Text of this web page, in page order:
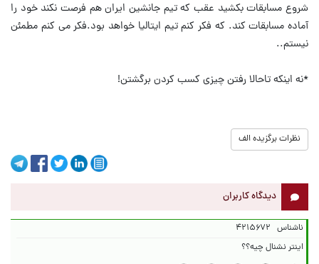
شروع مسابقات بکشید عقب که تیم جانشین ایران هم فرصت نکند خود را
آماده مسابقات کند. که فکر کنم تیم ایتالیا خواهد بود.فکر می کنم مطمئن
نیستم..
*نه اینکه تاحالا رفتن چیزی کسب کردن برگشتن!
نظرات برگزیده الف
دیدگاه کاربران
ناشناس ۴۲۱۵۶۷۲
اینتر نشنال چیه؟؟